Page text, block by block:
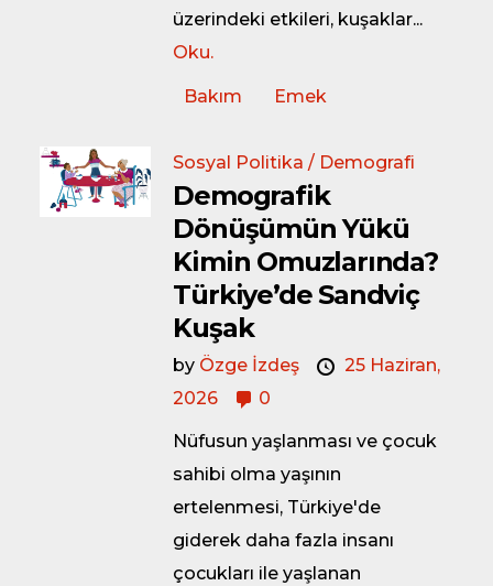
üzerindeki etkileri, kuşaklar...
Oku.
Bakım Emek
Sosyal Politika / Demografi
Demografik
Dönüşümün Yükü
Kimin Omuzlarında?
Türkiye’de Sandviç
Kuşak
by Özge İzdeş
25 Haziran,
2026
0
Nüfusun yaşlanması ve çocuk
sahibi olma yaşının
ertelenmesi, Türkiye'de
giderek daha fazla insanı
çocukları ile yaşlanan